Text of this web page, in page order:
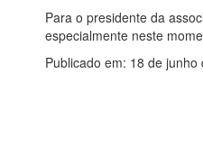
Para o presidente da
especialmente neste
Publicado em: 18 de junho